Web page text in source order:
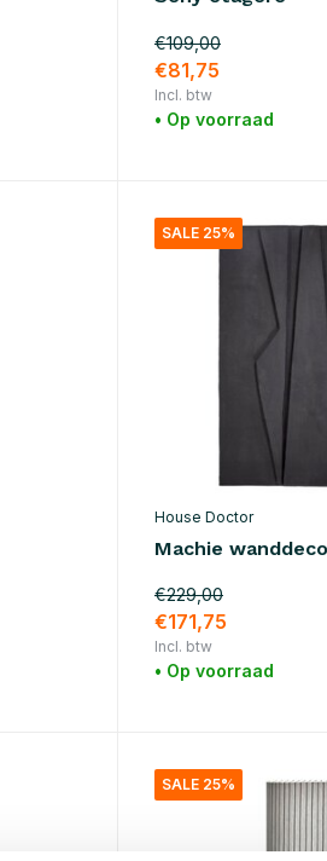
€109,00
€81,75
Incl. btw
• Op voorraad
SALE 25%
House Doctor
Machie
€229,00
€171,75
Incl. btw
• Op voorraad
SALE 25%